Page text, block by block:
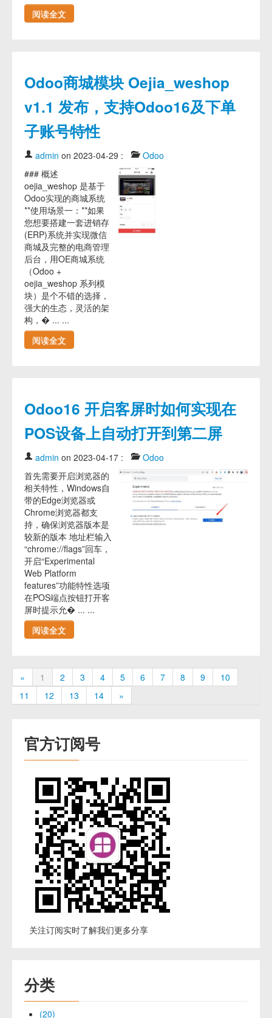
阅读全文
Odoo商城模块 Oejia_weshop
v1.1 发布，支持Odoo16及下单
子账号特性
admin on 2023-04-29 :
Odoo
### 概述
oejia_weshop 是基于
Odoo实现的商城系统
**使用场景一：**如果
您想要搭建一套进销存
(ERP)系统并实现微信
商城及完整的电商管理
后台，用OE商城系统
（Odoo +
oejia_weshop 系列模
块）是个不错的选择，
强大的生态，灵活的架
构，� ... ...
阅读全文
Odoo16 开启客屏时如何实现在
POS设备上自动打开到第二屏
admin on 2023-04-17 :
Odoo
首先需要开启浏览器的
相关特性，Windows自
带的Edge浏览器或
Chrome浏览器都支
持，确保浏览器版本是
较新的版本 地址栏输入
“chrome://flags”回车，
开启“Experimental
Web Platform
features”功能特性选项
在POS端点按钮打开客
屏时提示允� ... ...
阅读全文
« 1 2 3 4 5 6 7 8 9
10
11
12 13 14 »
官方订阅号
关注订阅实时了解我们更多分享
分类
(20)